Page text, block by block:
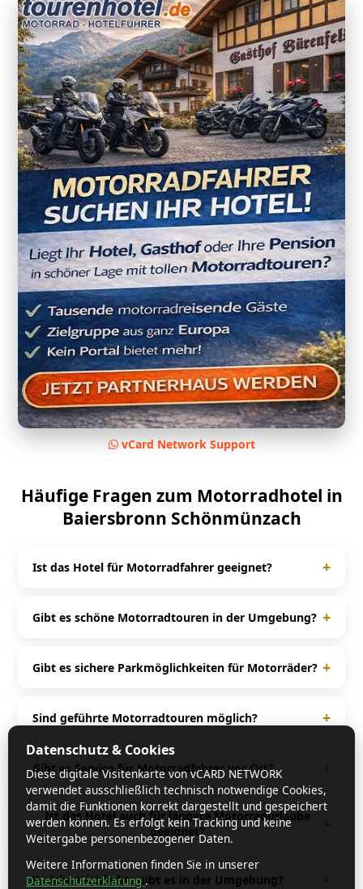
vCard Network Support
Häufige Fragen zum Motorradhotel in
Baiersbronn Schönmünzach
Ist das Hotel für Motorradfahrer geeignet? +
Motorradfahrer ausgerichtet und bietet passende
Gibt es schöne Motorradtouren in der Umgebung? +
Schwarzwald gibt es zahlreiche kurvenreiche Strecken
Gibt es sichere Parkmöglichkeiten für Motorräder? +
Stellplätze oder spezielle Motorradparkplätze für
Sind geführte Motorradtouren möglich? +
In vielen Fällen ja. Häufig werden geführte Touren
angeboten oder detaillierte Tourenvorschläge direkt
vom Gastgeber bereitgestellt.
Gibt es Service für Motorradfahrer vor Ort? +
Ja, viele Häuser bieten Extras wie Werkzeug,
Waschmöglichkeiten, Tourenkarten oder sogar einen
Rückholservice im Pannenfall.
Ist das Hotel auch für längere Motorradurlaube
geeignet?
+
Ja, durch die Lage in Schwarzwald und die vielen
Tourenmöglichkeiten eignet sich das Hotel perfekt für
Welche Highlights gibt es in der Umgebung? +
Datenschutz & Cookies
Diese digitale Visitenkarte von vCARD NETWORK
verwendet ausschließlich technisch notwendige Cookies,
damit die Funktionen korrekt dargestellt und gespeichert
werden können. Es erfolgt kein Tracking und keine
Weitergabe personenbezogener Daten.
Weitere Informationen finden Sie in unserer
Datenschutzerklärung.